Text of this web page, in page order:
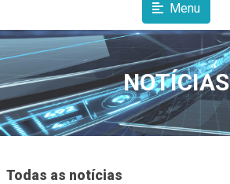
Menu
NOTÍCIAS
Todas as notícias